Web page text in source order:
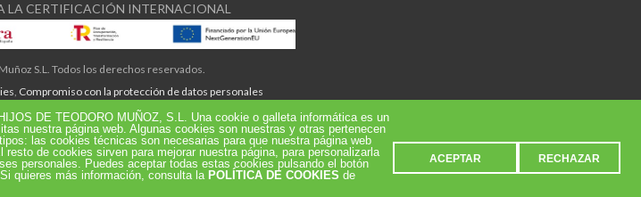
DE TEODORO MUÑOZ, S.L. Una cookie o galleta informática es un
nuestra página web. Algunas cookies son nuestras y otras pertenecen
las cookies técnicas son necesarias para que nuestra página web
de cookies sirven para mejorar nuestra página, para personalizarla
personales. Puedes aceptar todas estas cookies pulsando el botón
quieres más información, consulta la POLÍTICA DE COOKIES de
ACEPTAR RECHAZAR
LA CERTIFICACIÓN INTERNACIONAL
S.L. Todos los derechos reservados.
Compromiso con la protección de datos personales
Canal Ético
Canal Ético
por AICOS Media